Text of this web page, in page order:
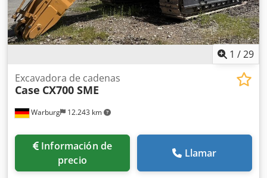
1 /29
Warburg 12.243 km
Excavadora de cadenas
Case CX700 SME
Información de
precio
Llamar